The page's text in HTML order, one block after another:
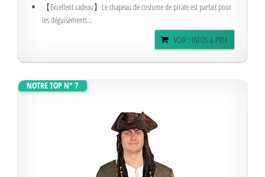
【Excellent cadeau】Le chapeau de costume de pirate est parfait pour
les déguisements...
VOIR : INFOS & PRIX
NOTRE TOP N° 7